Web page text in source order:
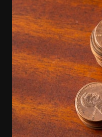
Copyright © 2010-